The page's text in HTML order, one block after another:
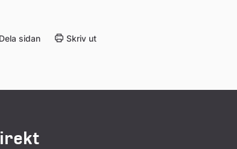
sidan Skriv ut